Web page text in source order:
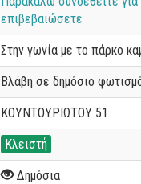
επιβεβαιώσετε
Στην γωνία με το πάρκο
Βλάβη σε δημόσιο
ΚΟΥΝΤΟΥΡΙΩΤΟΥ 51
Κλειστή
Δημόσια